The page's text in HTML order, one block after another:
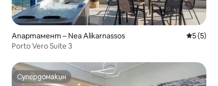
Апартамент – Nea Alikarnassos Средна
5 (5)
Porto Vero Suite 3
Супердомакин
Супердомакин